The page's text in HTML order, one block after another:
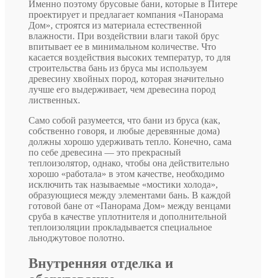
Именно поэтому брусовые бани, которые в Питере
проектирует и предлагает компания «Панорама
Дом», строятся из материала естественной
влажности. При воздействии влаги такой брус
впитывает ее в минимальном количестве. Что
касается воздействия высоких температур, то для
строительства бань из бруса мы используем
древесину хвойных пород, которая значительно
лучше его выдерживает, чем древесина пород
лиственных.
Само собой разумеется, что бани из бруса (как,
собственно говоря, и любые деревянные дома)
должны хорошо удерживать тепло. Конечно, сама
по себе древесина — это прекрасный
теплоизолятор, однако, чтобы она действительно
хорошо «работала» в этом качестве, необходимо
исключить так называемые «мостики холода»,
образующиеся между элементами бань. В каждой
готовой бане от «Панорама Дом» между венцами
сруба в качестве уплотнителя и дополнительной
теплоизоляции прокладывается специальное
льноджутовое полотно.
Внутренняя отделка и